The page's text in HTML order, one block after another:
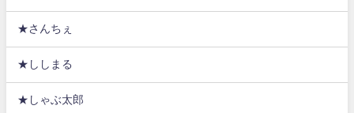
★さんちぇ
★ししまる
★しゃぶ太郎